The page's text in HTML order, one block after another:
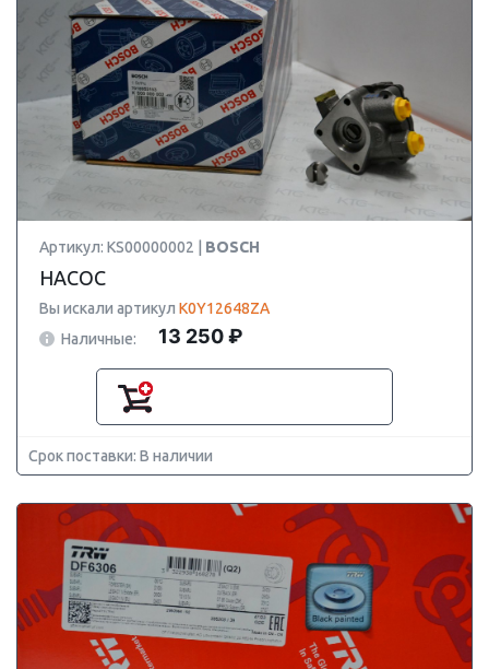
Артикул: KS00000002 | BOSCH
НАСОС
Вы искали артикул K0Y12648ZA
Наличные:
13 250 ₽
Срок поставки: В наличии